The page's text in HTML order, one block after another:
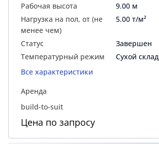
Рабочая высота
9.00 м
Нагрузка на пол, от (не
менее чем)
5.00 т/м²
Статус
Завершен
Температурный режим
Сухой склад
Все характеристики
Аренда
build-to-suit
Цена по запросу